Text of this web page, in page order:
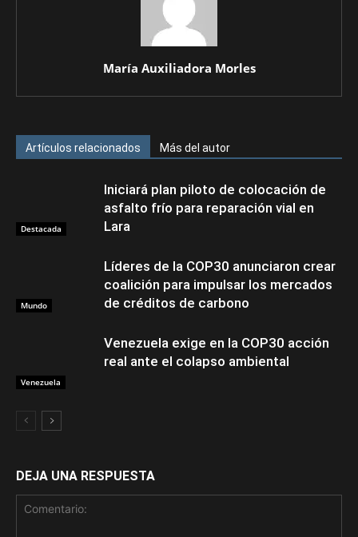
María Auxiliadora Morles
Artículos relacionados Más del autor
Destacada
Iniciará plan piloto de colocación de
asfalto frío para reparación vial en
Lara
Mundo
Líderes de la COP30 anunciaron crear
coalición para impulsar los mercados
de créditos de carbono
Venezuela
Venezuela exige en la COP30 acción
real ante el colapso ambiental
DEJA UNA RESPUESTA